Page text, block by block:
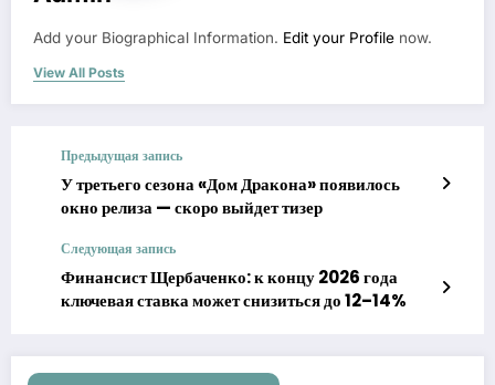
Add your Biographical Information. Edit your Profile now.
View All Posts
Предыдущая запись
У третьего сезона «Дом Дракона» появилось
окно релиза — скоро выйдет тизер
Следующая запись
Финансист Щербаченко: к концу 2026 года
ключевая ставка может снизиться до 12–14%